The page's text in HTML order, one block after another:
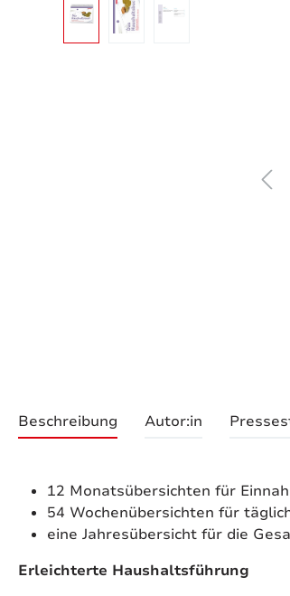
Beschreibung Autor:in
12 Monatsübersichten für
54 Wochenübersichten für
eine Jahresübersicht für die
Erleichterte Haushaltsführung